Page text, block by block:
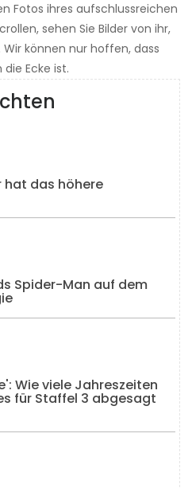
Fotos ihres aufschlussreichen
sehen Sie Bilder von ihr,
können nur hoffen, dass
Ecke ist.
hat das höhere
Spider-Man auf dem
Wie viele Jahreszeiten
für Staffel 3 abgesagt